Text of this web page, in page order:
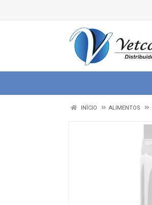
INÍCIO ALIMENTOS